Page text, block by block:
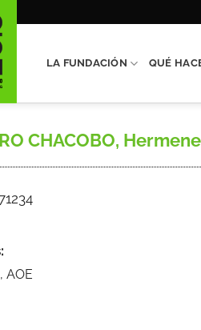
LA FUNDACIÓN QUÉ
CHACOBO,
AOE